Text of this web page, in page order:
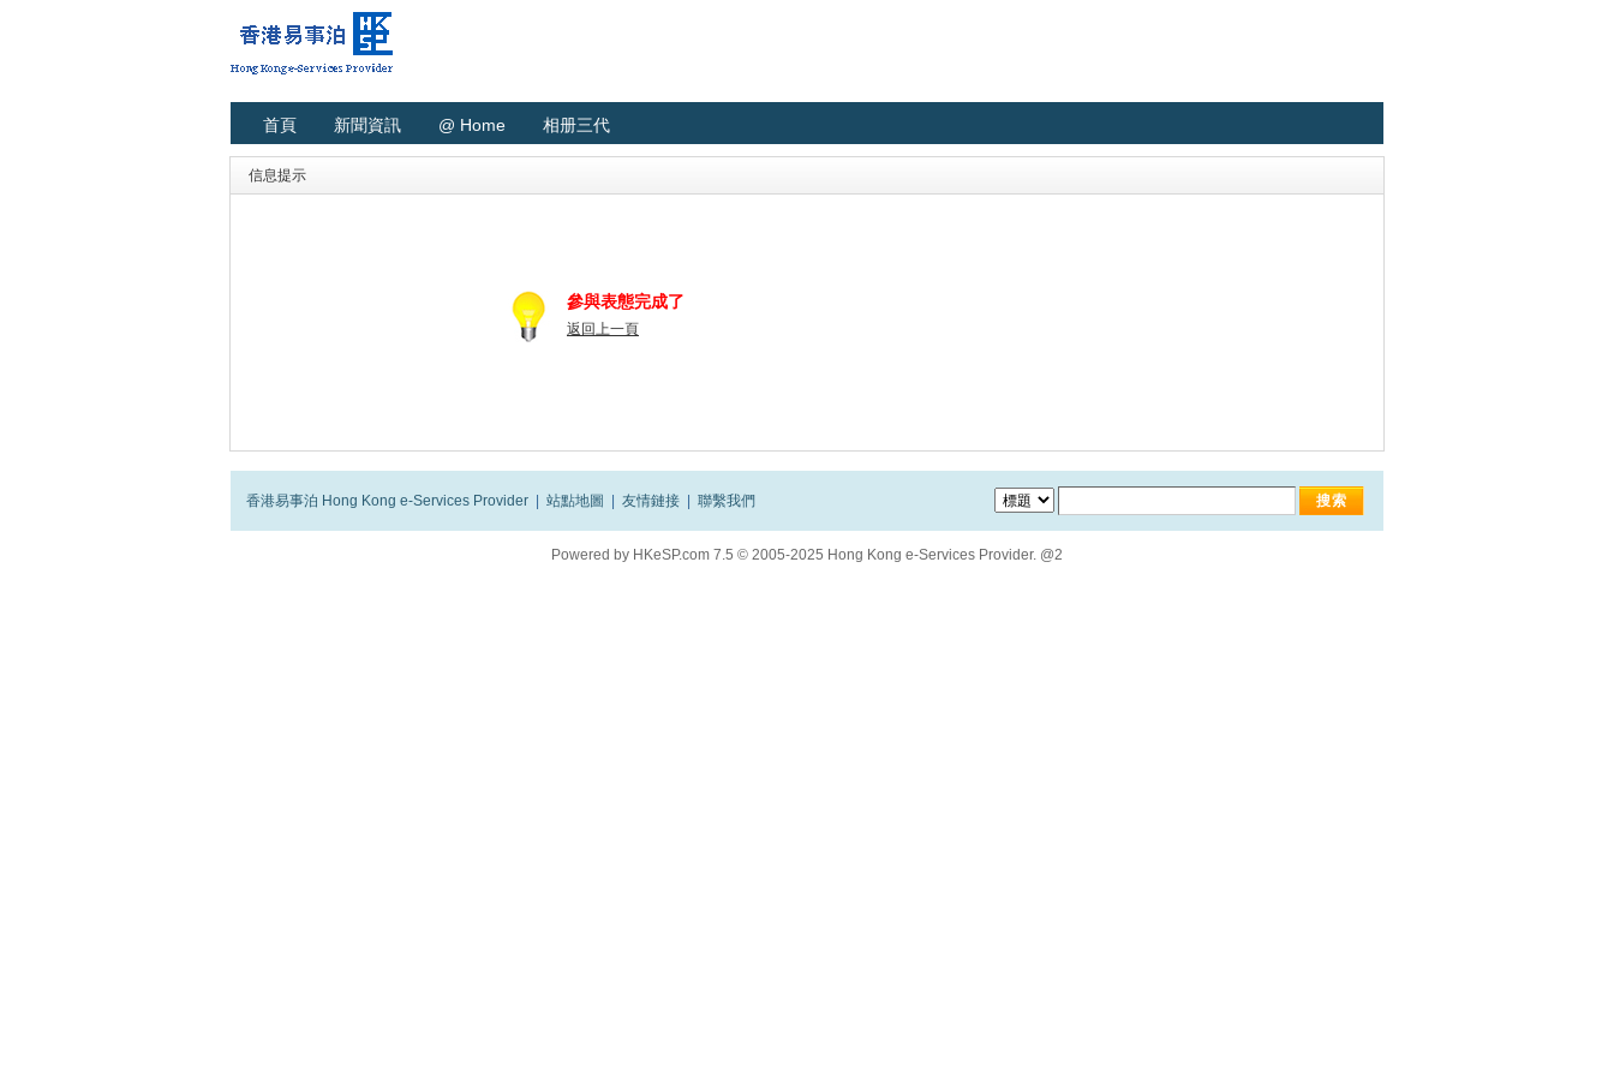
首頁 新聞資訊 @ Home 相册三代
信息提示
參與表態完成了
返回上一頁
香港易事泊 Hong Kong e-Services Provider 站點地圖 友情鏈接 聯繫我們
Powered by HKeSP.com 7.5 © 2005-2025 Hong Kong e-Services Provider. @2